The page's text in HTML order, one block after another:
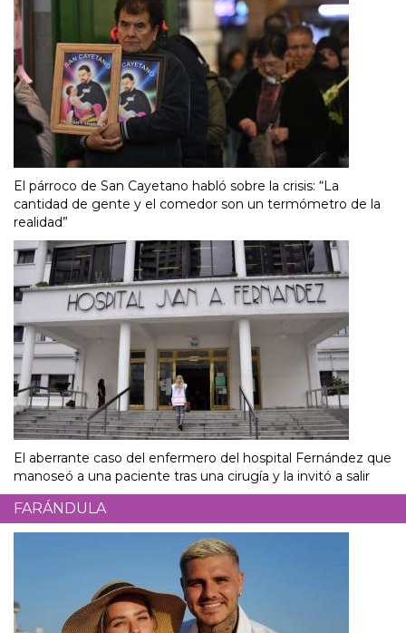
El párroco de San Cayetano habló sobre la crisis: “La
cantidad de gente y el comedor son un termómetro de la
realidad”
El aberrante caso del enfermero del hospital Fernández que
manoseó a una paciente tras una cirugía y la invitó a salir
FARÁNDULA